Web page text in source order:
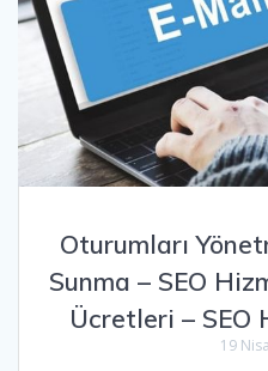
Oturumları
Sunma – SEO
Ücretleri – SEO
19